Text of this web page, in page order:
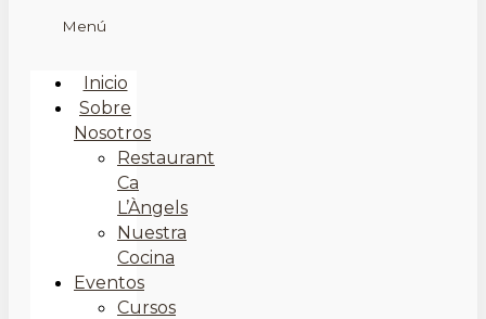
Menú
Inicio
Sobre
Nosotros
Restaurant
Ca
L’Àngels
Nuestra
Cocina
Eventos
Cursos